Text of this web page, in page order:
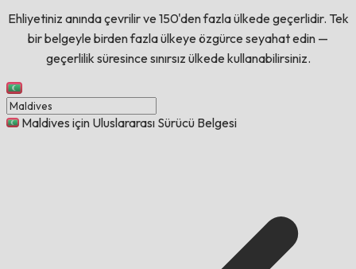
Ehliyetiniz anında çevrilir ve 150'den fazla ülkede geçerlidir. Tek
bir belgeyle birden fazla ülkeye özgürce seyahat edin —
geçerlilik süresince sınırsız ülkede kullanabilirsiniz.
Maldives için Uluslararası Sürücü Belgesi